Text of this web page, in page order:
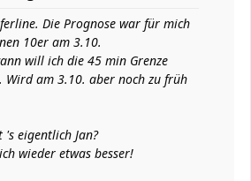
Die Prognose war für mich
10er am 3.10.
will ich die 45 min Grenze
Wird am 3.10. aber noch zu früh
's eigentlich Jan?
wieder etwas besser!